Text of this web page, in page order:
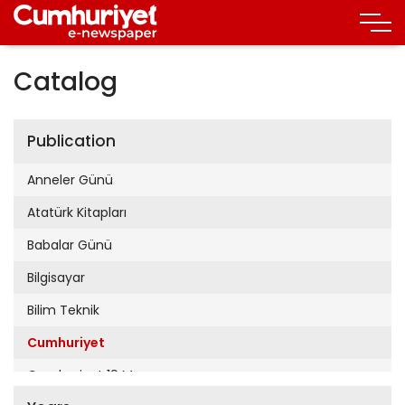
Catalog
Publication
Anneler Günü
Atatürk Kitapları
Babalar Günü
Bilgisayar
Bilim Teknik
Cumhuriyet
Cumhuriyet 19 Mayıs